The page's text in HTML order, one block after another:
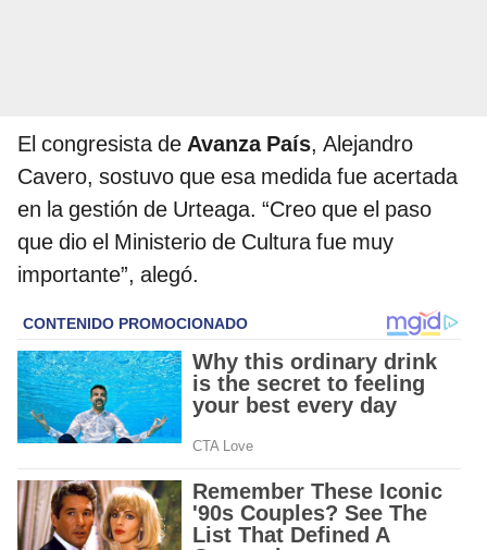
El congresista de Avanza País, Alejandro
Cavero, sostuvo que esa medida fue acertada
en la gestión de Urteaga. “Creo que el paso
que dio el Ministerio de Cultura fue muy
importante”, alegó.